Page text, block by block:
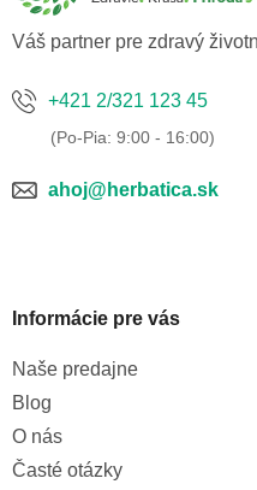
Váš partner pre zdravý
+421 2/321 123 45
ahoj@herbatica.sk
Informácie pre vás
Naše predajne
Blog
O nás
Časté otázky